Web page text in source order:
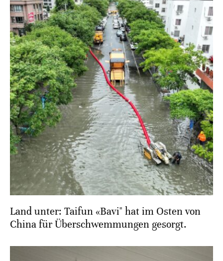
Land unter: Taifun «Bavi" hat im Osten von
China für Überschwemmungen gesorgt.